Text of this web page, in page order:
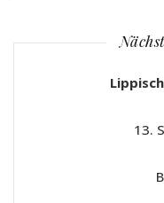
13.